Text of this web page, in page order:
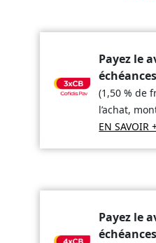
Payez le
(1,50 % de
l’achat,
EN SAVOIR
Payez le